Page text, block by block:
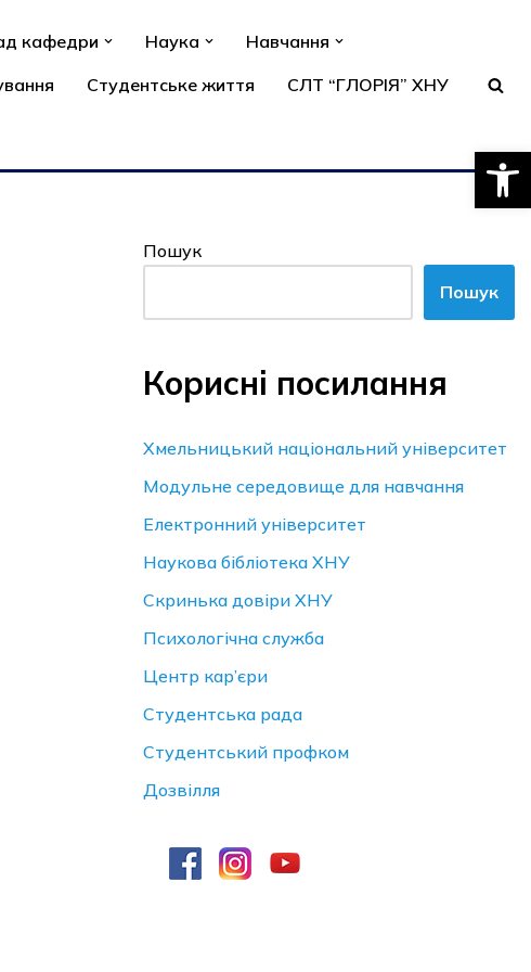
кафедри Наука
Навчання
Студентське життя
СЛТ “ГЛОРІЯ” ХНУ
Пошук
Пошук
Корисні посилання
Хмельницький національний університет
Модульне середовище для навчання
Електронний університет
Наукова бібліотека ХНУ
Скринька довiри ХНУ
Психологічна служба
Центр кар’єри
Студентська рада
Студентський профком
Дозвілля